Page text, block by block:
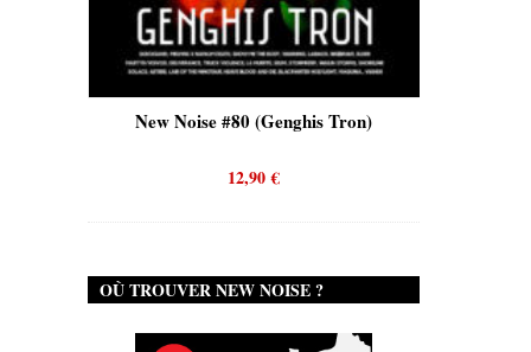
New Noise #80 (Genghis Tron)
12,90€
OÙ TROUVER NEW NOISE ?